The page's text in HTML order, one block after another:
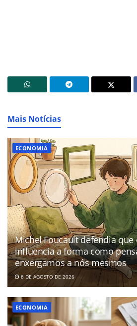
Mais Notícias
ECONOMIA
Michel Foucault defendia
influencia a forma como
enxergamos a nós mesmos
8 DE AGOSTO DE 2026
ECONOMIA